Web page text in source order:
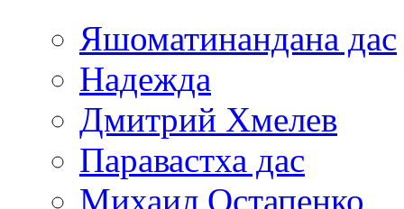
Яшоматинандана дас
Надежда
Дмитрий Хмелев
Паравастха дас
Михаил Остапенко